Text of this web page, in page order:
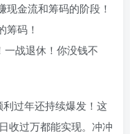
金流和筹码的阶段！
筹码！
一战退休！你没钱不
过年还持续爆发！这
收过万都能实现。冲冲